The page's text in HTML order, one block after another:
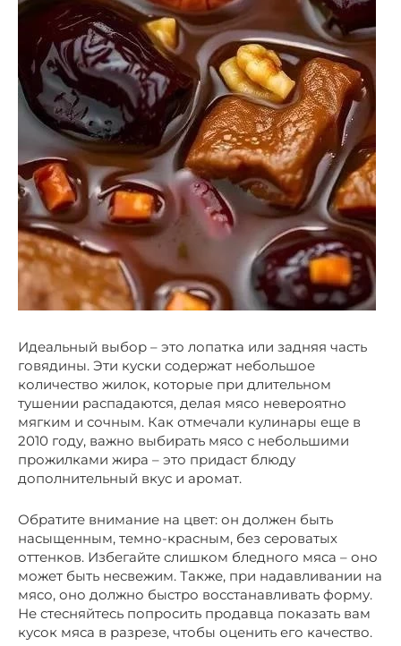
Идеальный выбор – это лопатка или задняя часть
говядины. Эти куски содержат небольшое
количество жилок, которые при длительном
тушении распадаются, делая мясо невероятно
мягким и сочным. Как отмечали кулинары еще в
2010 году, важно выбирать мясо с небольшими
прожилками жира – это придаст блюду
дополнительный вкус и аромат.
Обратите внимание на цвет: он должен быть
насыщенным, темно-красным, без сероватых
оттенков. Избегайте слишком бледного мяса – оно
может быть несвежим. Также, при надавливании на
мясо, оно должно быстро восстанавливать форму.
Не стесняйтесь попросить продавца показать вам
кусок мяса в разрезе, чтобы оценить его качество.